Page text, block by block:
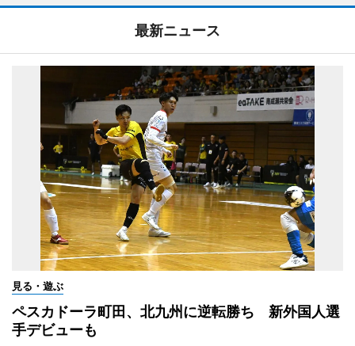
最新ニュース
見る・遊ぶ
ペスカドーラ町田、北九州に逆転勝ち 新外国人選
手デビューも